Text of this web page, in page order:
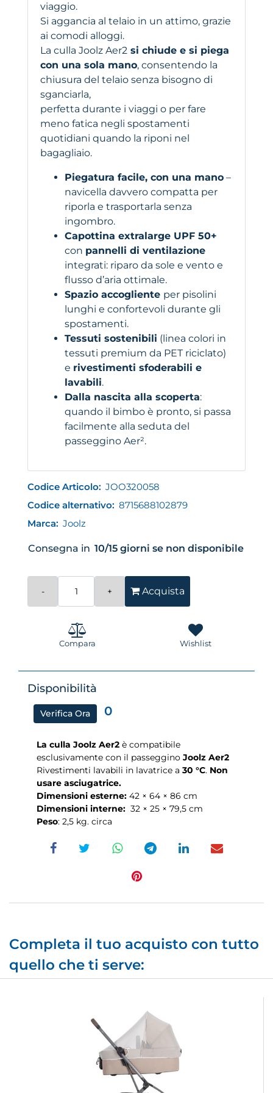
viaggio.
Si aggancia al telaio in un attimo, grazie
ai comodi alloggi.
La culla Joolz Aer2 si chiude e si piega
con una sola mano, consentendo la
chiusura del telaio senza bisogno di
sganciarla,
perfetta durante i viaggi o per fare
meno fatica negli spostamenti
quotidiani quando la riponi nel
bagagliaio.
Piegatura facile, con una mano –
navicella davvero compatta per
riporla e trasportarla senza
ingombro.
Capottina extralarge UPF 50+
con pannelli di ventilazione
integrati: riparo da sole e vento e
flusso d’aria ottimale.
Spazio accogliente per pisolini
lunghi e confortevoli durante gli
spostamenti.
Tessuti sostenibili (linea colori in
tessuti premium da PET riciclato)
e rivestimenti sfoderabili e
lavabili.
Dalla nascita alla scoperta:
quando il bimbo è pronto, si passa
facilmente alla seduta del
passeggino Aer².
Codice Articolo: JOO320058
Codice alternativo: 8715688102879
Marca: Joolz
Consegna in 10/15 giorni se non disponibile
Acquista
Compara Wishlist
Disponibilità
Verifica Ora 0
La culla Joolz Aer2 è compatibile
esclusivamente con il passeggino Joolz Aer2
Rivestimenti lavabili in lavatrice a 30 °C. Non
usare asciugatrice.
Dimensioni esterne: 42 × 64 × 86 cm
Dimensioni interne: 32 × 25 × 79,5 cm
Peso: 2,5 kg. circa
Completa il tuo acquisto con tutto
quello che ti serve: